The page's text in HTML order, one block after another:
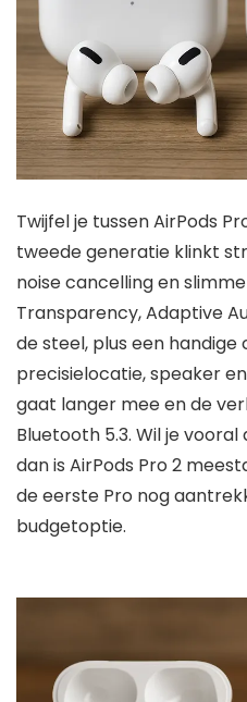
Twijfel je tussen AirPods
tweede generatie klinkt
noise cancelling en
Transparency, Adaptive
de steel, plus een handige
precisielocatie, speaker
gaat langer mee en de
Bluetooth 5.3. Wil je
dan is AirPods Pro 2
de eerste Pro nog
budgetoptie.